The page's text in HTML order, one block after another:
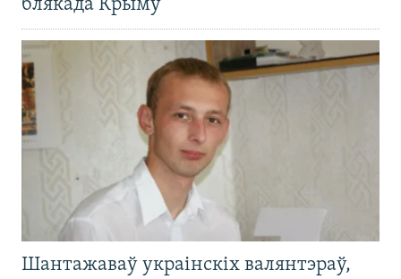
блякада Крыму
Шантажаваў украінскіх валянтэраў,